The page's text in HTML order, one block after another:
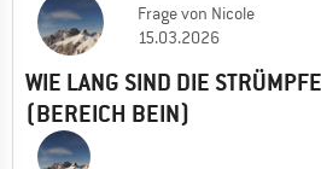
Fragevon Nicole
15.03.2026
WIE LANG SIND DIE
BEREICH BEIN)